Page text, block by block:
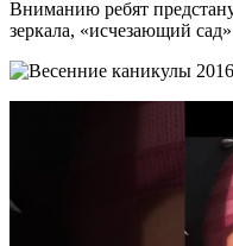
Вниманию ребят
зеркала, «исчезающий